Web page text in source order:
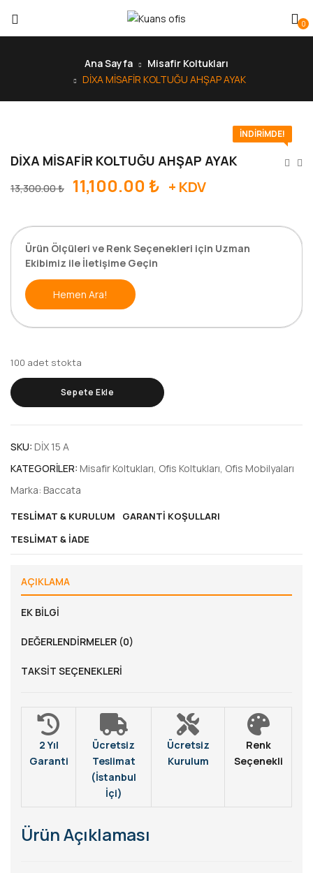
0
Ana Sayfa
Misafir Koltukları
DİXA MİSAFİR KOLTUĞU AHŞAP AYAK
İNDIRIMDE!
DİXA MİSAFİR KOLTUĞU AHŞAP AYAK
13,300.00₺ 11,100.00 ₺ + KDV
Ürün Ölçüleri ve Renk Seçenekleri için Uzman
Ekibimiz ile İletişime Geçin
Hemen Ara!
100 adet stokta
Sepete Ekle
SKU: DİX 15 A
KATEGORILER: Misafir Koltukları, Ofis Koltukları, Ofis Mobilyaları
Marka: Baccata
TESLIMAT & KURULUM
GARANTI KOŞULLARI
TESLIMAT & İADE
AÇIKLAMA
EK BILGI
DEĞERLENDIRMELER (0)
TAKSIT SEÇENEKLERI
2 Yıl
Garanti
Ücretsiz
Teslimat
(İstanbul
İçi)
Ücretsiz
Kurulum
Renk
Seçenekli
Ürün Açıklaması